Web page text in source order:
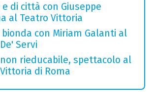
e di città con Giuseppe
al Teatro Vittoria
con Miriam Galanti al
Servi
rieducabile, spettacolo al
di Roma